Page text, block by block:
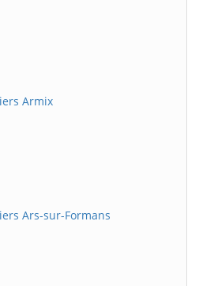
Armix
Ars-sur-Formans